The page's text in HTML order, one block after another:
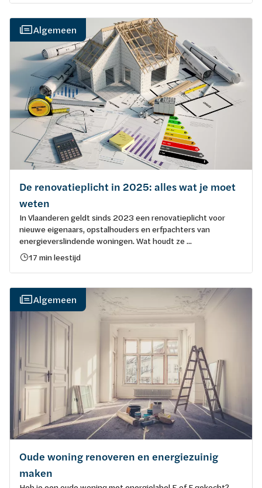
Algemeen
De renovatieplicht in 2025: alles wat je moet
weten
In Vlaanderen geldt sinds 2023 een renovatieplicht voor
nieuwe eigenaars, opstalhouders en erfpachters van
energieverslindende woningen. Wat houdt ze ...
17 min leestijd
Algemeen
Oude woning renoveren en energiezuinig
maken